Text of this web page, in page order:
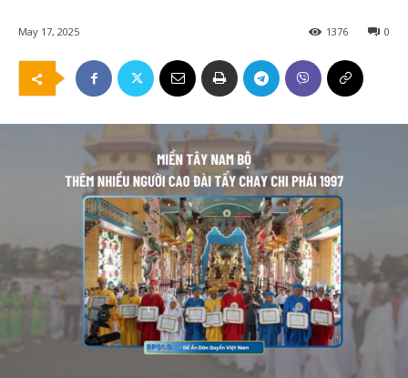
May 17, 2025 0
1376